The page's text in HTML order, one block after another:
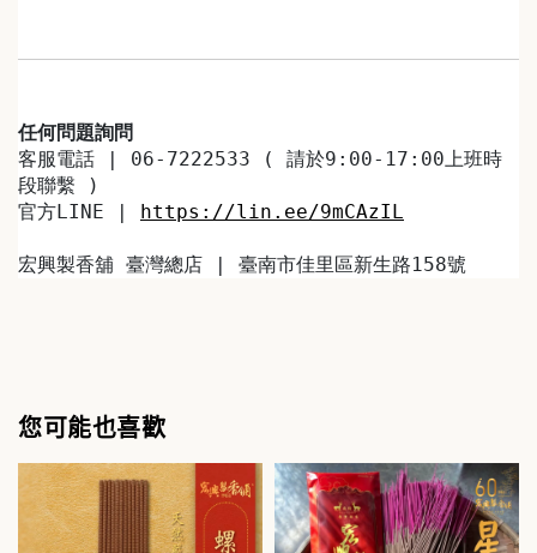
任何問題詢問
客服電話 | 06-7222533 ( 請於9:00-17:00上班時
段聯繫 )
官方LINE | https://lin.ee/9mCAzIL
宏興製香舖 臺灣總店 | 臺南市佳里區新生路158號
您可能也喜歡